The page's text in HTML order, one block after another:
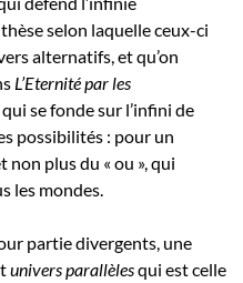
selon laquelle ceux-ci
alternatifs, et qu’on
L’Eternité par les
se fonde sur l’infini de
possibilités : pour un
non plus du « ou », qui
les mondes.
partie divergents, une
univers parallèlesqui est celle